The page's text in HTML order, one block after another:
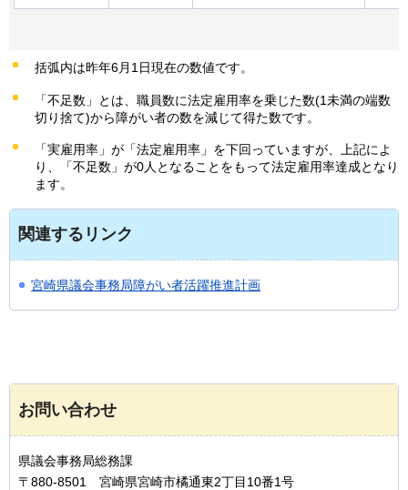
括弧内は昨年6月1日現在の数値です。
「不足数」とは、職員数に法定雇用率を乗じた数(1未満の端数
切り捨て)から障がい者の数を減じて得た数です。
「実雇用率」が「法定雇用率」を下回っていますが、上記によ
り、「不足数」が0人となることをもって法定雇用率達成となり
ます。
関連するリンク
宮崎県議会事務局障がい者活躍推進計画
お問い合わせ
県議会事務局総務課
〒880-8501 宮崎県宮崎市橘通東2丁目10番1号